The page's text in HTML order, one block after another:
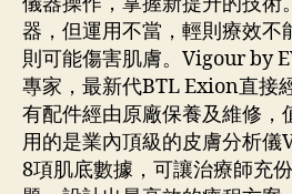
器，但運用不當，輕則療效不
則可能傷害肌膚。Vigour by
專家，最新代BTL Exion直接
有配件經由原廠保養及維修
用的是業內頂級的皮膚分析
8項肌底數據，可讓治療師充